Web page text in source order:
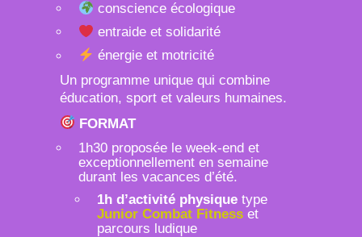
conscience écologique
entraide et solidarité
énergie et motricité
Un programme unique qui combine
éducation, sport et valeurs humaines.
FORMAT
1h30 proposée le week-end et
exceptionnellement en semaine
durant les vacances d’été.
1h d’activité physique type
Junior Combat Fitness et
parcours ludique